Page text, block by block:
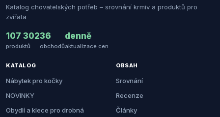
Katalog chovatelských potřeb – srovnání krmiv a produktů pro
zvířata
107 302
produktů
36
obchodů
denně
aktualizace cen
KATALOG
Nábytek pro kočky
NOVINKY
Obydlí a klece pro drobná
OBSAH
Srovnání
Recenze
Články